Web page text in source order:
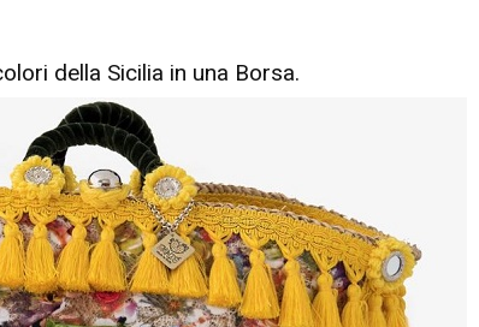
della Sicilia in una Borsa.